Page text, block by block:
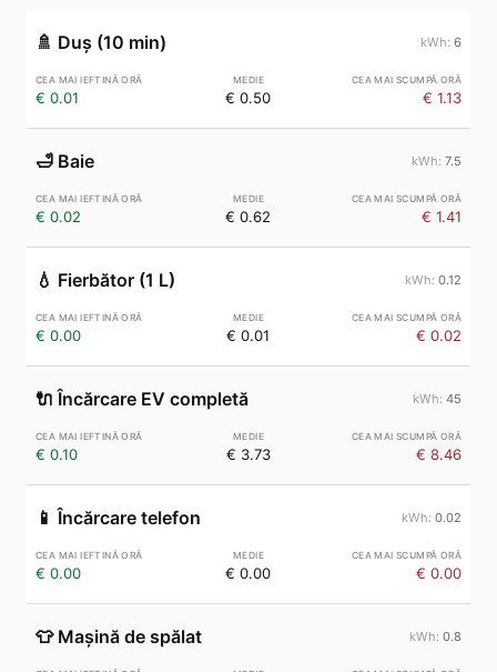
🚿 Duș (10 min) 6
€ 0.01 € 0.50 € 1.13
🛁 Baie 7.5
€ 0.02 € 0.62 € 1.41
💧 Fierbător (1 L) 0.12
€ 0.00 € 0.01 € 0.02
🔌 Încărcare EV completă 45
€ 0.10 € 3.73 € 8.46
📱 Încărcare telefon 0.02
€ 0.00 € 0.00 € 0.00
👕 Mașină de spălat 0.8